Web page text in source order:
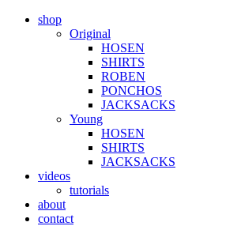
shop
Original
HOSEN
SHIRTS
ROBEN
PONCHOS
JACKSACKS
Young
HOSEN
SHIRTS
JACKSACKS
videos
tutorials
about
contact